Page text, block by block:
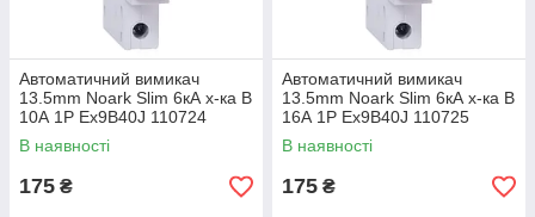
Автоматичний вимикач
13.5mm Noark Slim 6кА х-ка B
10А 1P Ex9B40J 110724
В наявності
175 ₴
Автоматичний вимикач
13.5mm Noark Slim 6кА х-ка B
16А 1P Ex9B40J 110725
В наявності
175 ₴